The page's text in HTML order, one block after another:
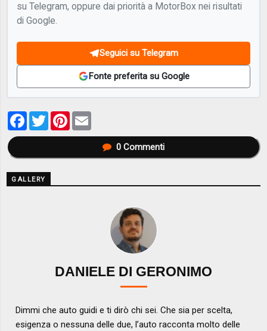
su Telegram, oppure dai priorità a MotorBox nei risultati
di Google.
Seguici su Telegram
Fonte preferita su Google
Facebook
TwitterPinterest
0Commenti
GALLERY
DANIELE DI GERONIMO
Dimmi che auto guidi e ti dirò chi sei. Che sia per scelta,
esigenza o nessuna delle due, l’auto racconta molto delle